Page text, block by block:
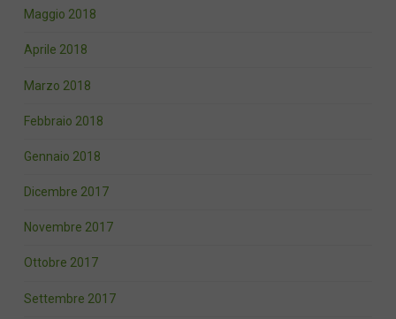
Maggio 2018
Aprile 2018
Marzo 2018
Febbraio 2018
Gennaio 2018
Dicembre 2017
Novembre 2017
Ottobre 2017
Settembre 2017